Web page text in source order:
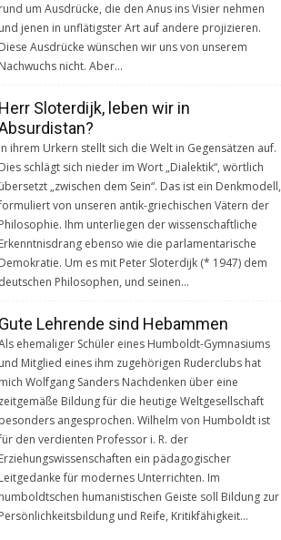
um Ausdrücke, die den Anus ins Visier nehmen
jenen in unflätigster Art auf andere projizieren.
Ausdrücke wünschen wir uns von unserem
nicht. Aber…
Sloterdijk, leben wir in
ihrem Urkern stellt sich die Welt in Gegensätzen auf.
schlägt sich nieder im Wort „Dialektik“, wörtlich
„zwischen dem Sein“. Das ist ein Denkmodell,
von unseren antik-griechischen Vätern der
Ihm unterliegen der wissenschaftliche
ebenso wie die parlamentarische
Um es mit Peter Sloterdijk (* 1947) dem
Philosophen, und seinen…
Lehrende sind Hebammen
ehemaliger Schüler eines Humboldt-Gymnasiums
Mitglied eines ihm zugehörigen Ruderclubs hat
Wolfgang Sanders Nachdenken über eine
Bildung für die heutige Weltgesellschaft
angesprochen. Wilhelm von Humboldt ist
den verdienten Professor i. R. der
ein pädagogischer
für modernes Unterrichten. Im
humanistischen Geiste soll Bildung zur
und Reife, Kritikfähigkeit…